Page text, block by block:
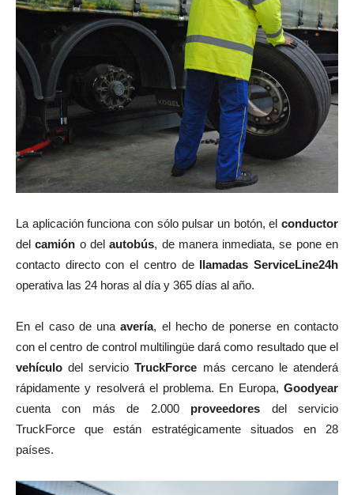
La aplicación funciona con sólo pulsar un botón, el conductor
delcamión o delautobús, de manera inmediata, se pone en
contacto directo con el centro de llamadas ServiceLine24h
operativa las 24 horas al día y 365 días al año.
En el caso de unaavería, el hecho de ponerse en contacto
con el centro de control multilingüe dará como resultado que el
vehículodel servicioTruckForce más cercano le atenderá
rápidamente y resolverá el problema. En Europa, Goodyear
cuenta con más de 2.000 proveedores del servicio
TruckForce que están estratégicamente situados en 28
países.